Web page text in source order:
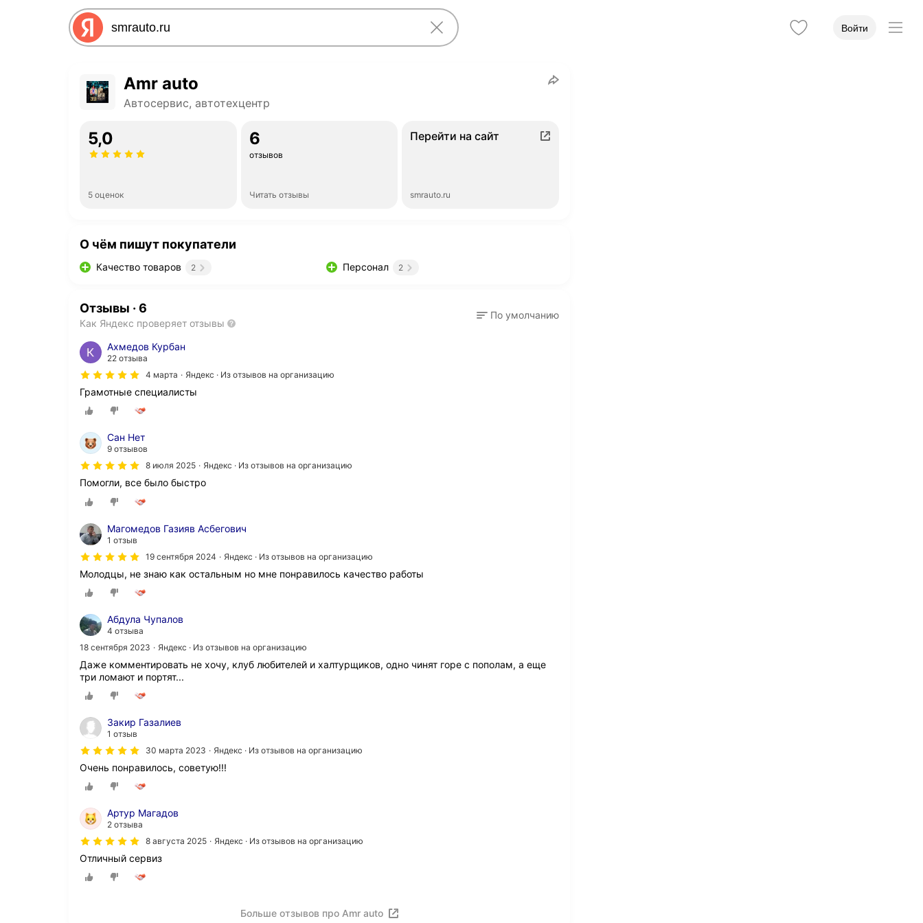
Войти
Amr auto
Автосервис, автотехцентр
5,0
5 оценок
6
отзывов
Читать отзывы
Перейти на сайт
smrauto.ru
О чём пишут покупатели
Качество товаров 2 Персонал 2
Отзывы · 6
Как Яндекс проверяет отзывы
По умолчанию
Ахмедов Курбан
22 отзыва
4 марта
Яндекс · Из отзывов на организацию
Грамотные специалисты
Сан Нет
9 отзывов
8 июля 2025
Яндекс · Из отзывов на организацию
Помогли, все было быстро
Магомедов Газияв Асбегович
1 отзыв
19 сентября 2024
Яндекс · Из отзывов на организацию
Молодцы, не знаю как остальным но мне понравилось качество работы
Абдула Чупалов
4 отзыва
18 сентября 2023
Яндекс · Из отзывов на организацию
Даже комментировать не хочу, клуб любителей и халтурщиков, одно чинят горе с пополам, а еще
три ломают и портят...
Закир Газалиев
1 отзыв
30 марта 2023
Яндекс · Из отзывов на организацию
Очень понравилось, советую!!!
Артур Магадов
2 отзыва
8 августа 2025
Яндекс · Из отзывов на организацию
Отличный сервиз
Больше отзывов про Amr auto